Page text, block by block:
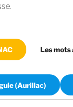
Les mots
(Aurillac)